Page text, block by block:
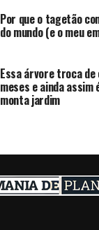
Por que o tagetão
do mundo (e o meu
Essa árvore troca
meses e ainda
monta jardim